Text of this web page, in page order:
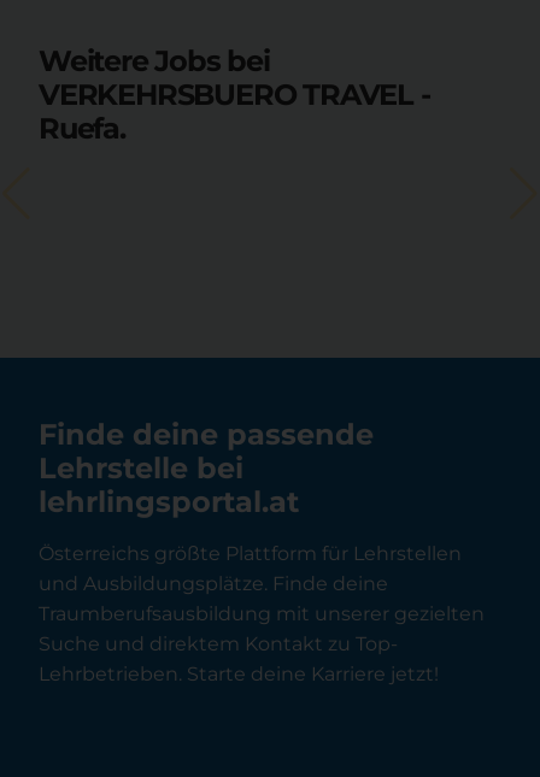
Weitere Jobs bei
VERKEHRSBUERO TRAVEL -
Ruefa.
Finde deine passende
Lehrstelle bei
lehrlingsportal.at
Österreichs größte Plattform für Lehrstellen
und Ausbildungsplätze. Finde deine
Traumberufsausbildung mit unserer gezielten
Suche und direktem Kontakt zu Top-
Lehrbetrieben. Starte deine Karriere jetzt!